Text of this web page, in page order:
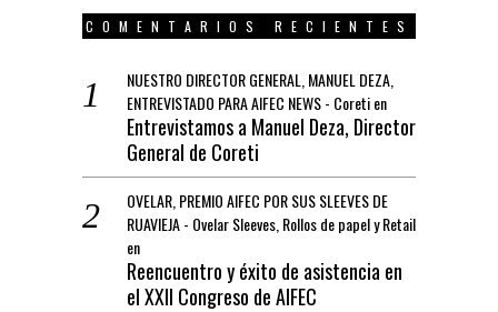
COMENTARIOS RECIENTES
NUESTRO DIRECTOR GENERAL, MANUEL DEZA,
ENTREVISTADO PARA AIFEC NEWS - Coretien
Entrevistamos a Manuel Deza, Director
General de Coreti
OVELAR, PREMIO AIFEC POR SUS SLEEVES DE
RUAVIEJA - Ovelar Sleeves, Rollos de papel y Retail
en
Reencuentro y éxito de asistencia en
el XXII Congreso de AIFEC